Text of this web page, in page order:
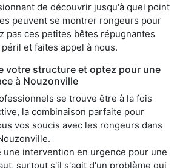
de découvrir jusqu'à quel point
peuvent se montrer rongeurs pour
pas ces petites bêtes répugnantes
et faites appel à nous.
votre structure et optez pour une
à Nouzonville
se trouve être à la fois
la combinaison parfaite pour
vos soucis avec les rongeurs dans
une intervention en urgence pour une
surtout s'il s'agit d'un problème qui